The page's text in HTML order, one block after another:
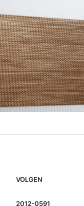
VOLGEN
2012-0591